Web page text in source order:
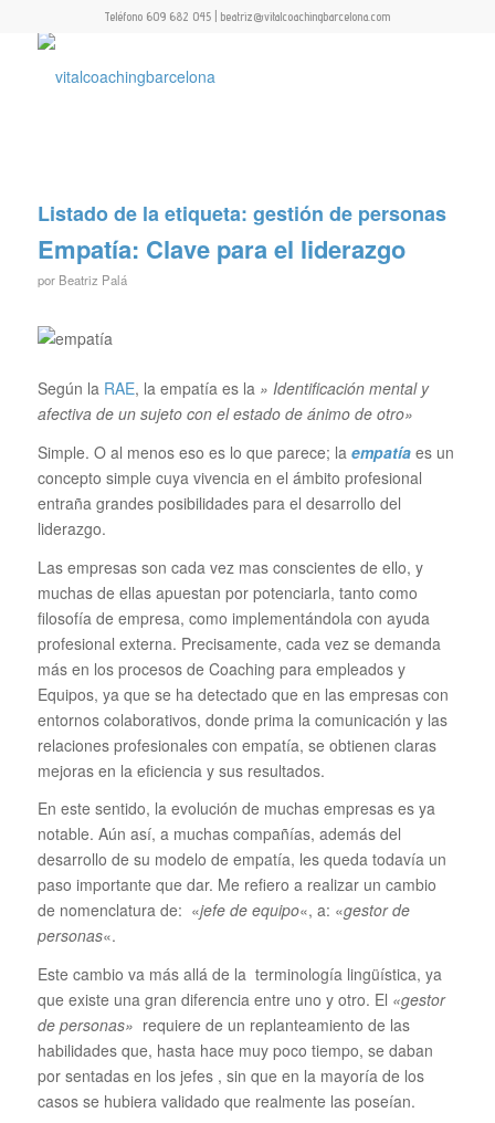
Teléfono 609 682 045 | beatriz@vitalcoachingbarcelona.com
Listado de la etiqueta: gestión de personas
Empatía: Clave para el liderazgo
por Beatriz Palá
Según la RAE, la empatía es la » Identificación mental y
afectiva de un sujeto con el estado de ánimo de otro»
Simple. O al menos eso es lo que parece; la empatía es un
concepto simple cuya vivencia en el ámbito profesional
entraña grandes posibilidades para el desarrollo del
liderazgo.
Las empresas son cada vez mas conscientes de ello, y
muchas de ellas apuestan por potenciarla, tanto como
filosofía de empresa, como implementándola con ayuda
profesional externa. Precisamente, cada vez se demanda
más en los procesos de Coaching para empleados y
Equipos, ya que se ha detectado que en las empresas con
entornos colaborativos, donde prima la comunicación y las
relaciones profesionales con empatía, se obtienen claras
mejoras en la eficiencia y sus resultados.
En este sentido, la evolución de muchas empresas es ya
notable. Aún así, a muchas compañías, además del
desarrollo de su modelo de empatía, les queda todavía un
paso importante que dar. Me refiero a realizar un cambio
de nomenclatura de: «jefe de equipo«, a: «gestor de
personas«.
Este cambio va más allá de la terminología lingüística, ya
que existe una gran diferencia entre uno y otro. El «gestor
de personas» requiere de un replanteamiento de las
habilidades que, hasta hace muy poco tiempo, se daban
por sentadas en los jefes , sin que en la mayoría de los
casos se hubiera validado que realmente las poseían.